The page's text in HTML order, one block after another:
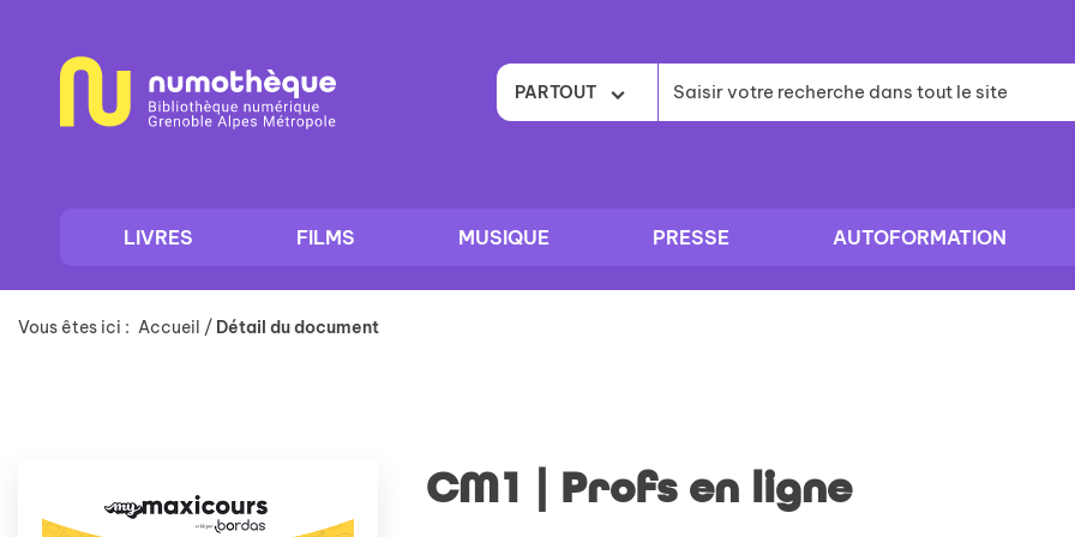
contenu
PARTOUT
LIVRES FILMS MUSIQUE PRESSE AUTOFORMATION
Vous êtes ici : Accueil / Détail du document
CM1 | Profs en ligne